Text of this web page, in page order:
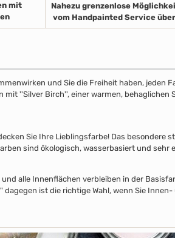
mit
Nahezu grenzenlose
vom Handpainted Service
und Sie die Freiheit haben, jeden
''Silver Birch'', einer warmen, behaglichen
Sie Ihre Lieblingsfarbe! Das besondere
sind ökologisch, wasserbasiert und sehr
alle Innenflächen verbleiben in der
ist die richtige Wahl, wenn Sie